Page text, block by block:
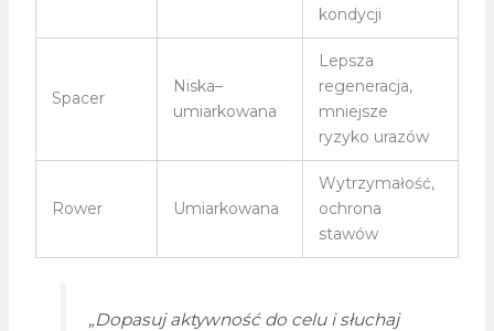
kondycji
Spacer
Niska–
umiarkowana
Lepsza
regeneracja,
mniejsze
ryzyko urazów
Rower Umiarkowana
Wytrzymałość,
ochrona
stawów
„Dopasuj aktywność do celu i słuchaj